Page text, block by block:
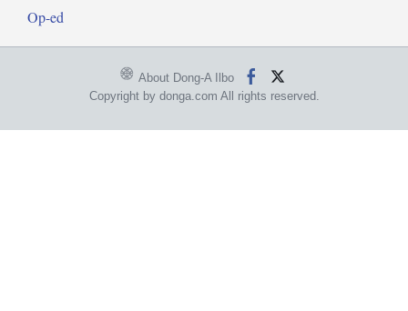
Op-ed
About Dong-A Ilbo
Copyright by donga.com All rights reserved.